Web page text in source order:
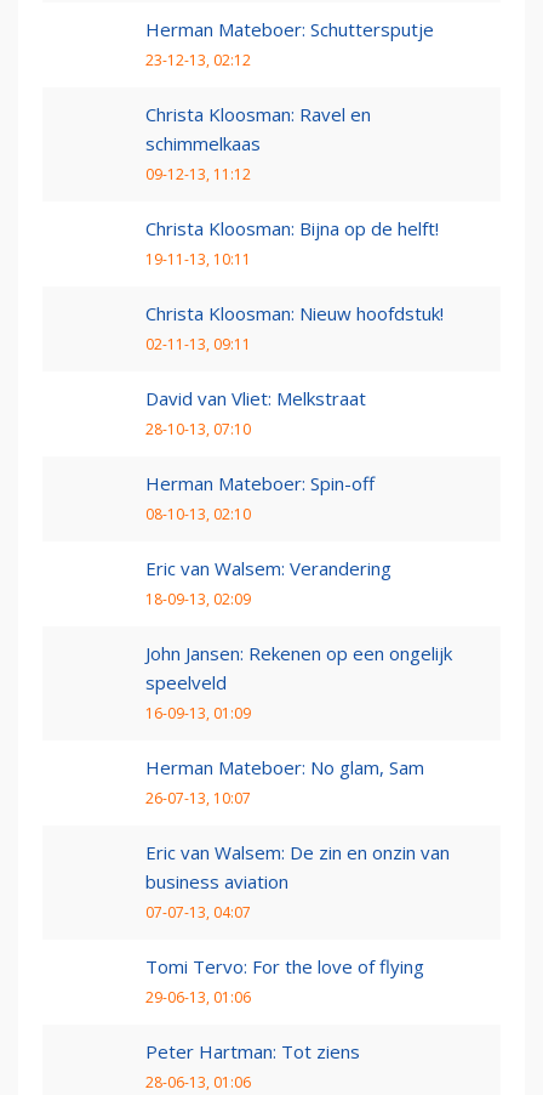
Herman Mateboer: Schuttersputje
23-12-13, 02:12
Christa Kloosman: Ravel en
schimmelkaas
09-12-13, 11:12
Christa Kloosman: Bijna op de helft!
19-11-13, 10:11
Christa Kloosman: Nieuw hoofdstuk!
02-11-13, 09:11
David van Vliet: Melkstraat
28-10-13, 07:10
Herman Mateboer: Spin-off
08-10-13, 02:10
Eric van Walsem: Verandering
18-09-13, 02:09
John Jansen: Rekenen op een ongelijk
speelveld
16-09-13, 01:09
Herman Mateboer: No glam, Sam
26-07-13, 10:07
Eric van Walsem: De zin en onzin van
business aviation
07-07-13, 04:07
Tomi Tervo: For the love of flying
29-06-13, 01:06
Peter Hartman: Tot ziens
28-06-13, 01:06